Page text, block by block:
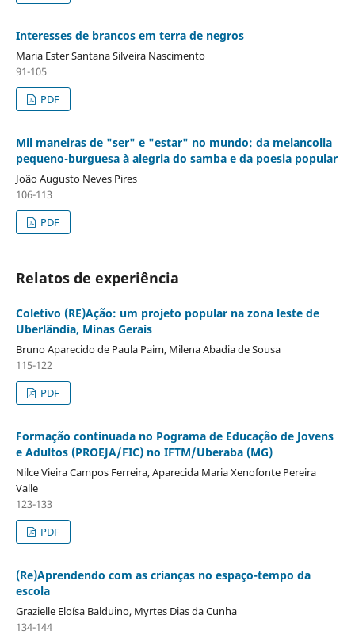
Interesses de brancos em terra de negros
Maria Ester Santana Silveira Nascimento
91-105
PDF
Mil maneiras de "ser" e "estar" no mundo: da melancolia
pequeno-burguesa à alegria do samba e da poesia popular
João Augusto Neves Pires
106-113
PDF
Relatos de experiência
Coletivo (RE)Ação: um projeto popular na zona leste de
Uberlândia, Minas Gerais
Bruno Aparecido de Paula Paim, Milena Abadia de Sousa
115-122
PDF
Formação continuada no Pograma de Educação de Jovens
e Adultos (PROEJA/FIC) no IFTM/Uberaba (MG)
Nilce Vieira Campos Ferreira, Aparecida Maria Xenofonte Pereira
Valle
123-133
PDF
(Re)Aprendendo com as crianças no espaço-tempo da
escola
Grazielle Eloísa Balduino, Myrtes Dias da Cunha
134-144